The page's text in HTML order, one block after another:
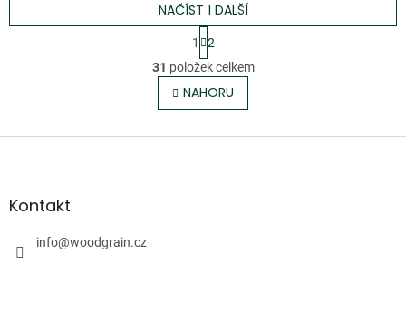
O
v
l
á
NAČÍST 1 DALŠÍ
S
t
r
á
n
k
v
1
2
31 položek celkem
NAHORU
Z
aKontakt
info@woodgrain.cz